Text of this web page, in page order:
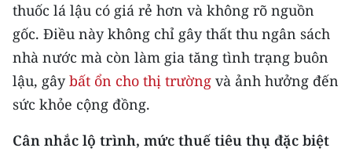
thuốc lá lậu có giá rẻ hơn và không rõ nguồn
gốc. Điều này không chỉ gây thất thu ngân sách
nhà nước mà còn làm gia tăng tình trạng buôn
lậu, gâybất ổn cho thị trường và ảnh hưởng đến
sức khỏe cộng đồng.
Cân nhắc lộ trình, mức thuế tiêu thụ đặc biệt